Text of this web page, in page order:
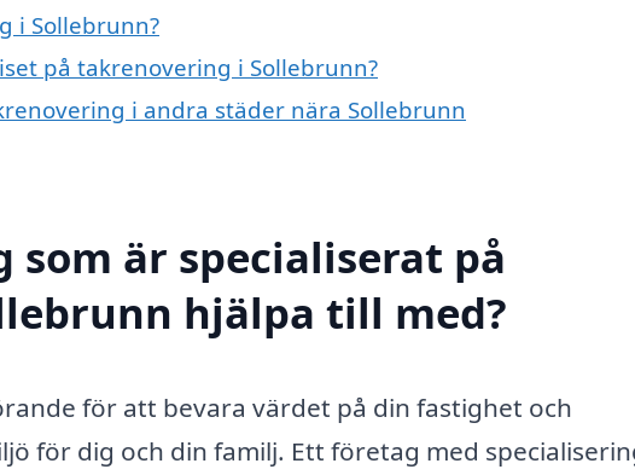
i Sollebrunn?
på takrenovering i Sollebrunn?
i andra städer nära Sollebrunn
som är specialiserat på
hjälpa till med?
för att bevara värdet på din fastighet och
för dig och din familj. Ett företag med